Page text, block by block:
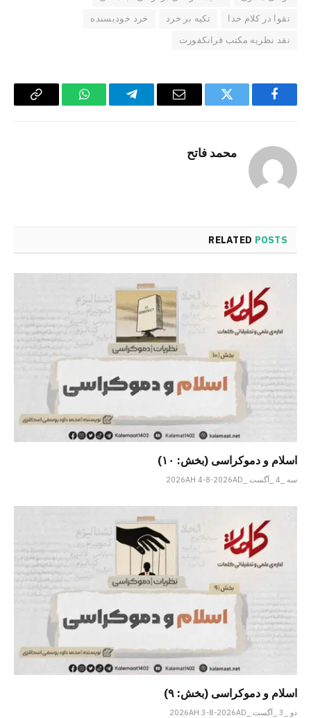
تقوا در کلام خدا
تکیه بر خرد
خرد خودبسنده
نقد نظریه مکتب فرانکفورت
Facebook
Twitter
Email
Telegram
WhatsApp
Copy
محمد فاتح
RELATED POSTS
اسلام و دموکراسی (بخش: ۱۰)
سه _4 _آگست _2026AH 4-8-2026AD
اسلام و دموکراسی (بخش: ۹)
دو _3 _آگست _2026AH 3-8-2026AD